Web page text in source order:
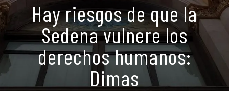
Hay riesgos de que la
Sedena vulnere los
derechos humanos:
Dimas